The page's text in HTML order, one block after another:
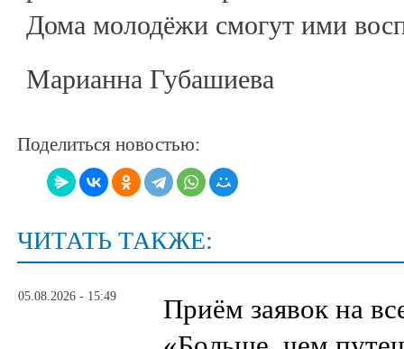
Дома молодёжи смогут ими
Марианна Губашиева
Поделиться новостью:
ЧИТАТЬ ТАКЖЕ:
05.08.2026 - 15:49
Приём заявок на